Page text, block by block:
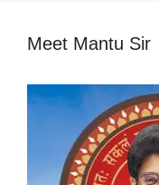
Meet Mantu Sir